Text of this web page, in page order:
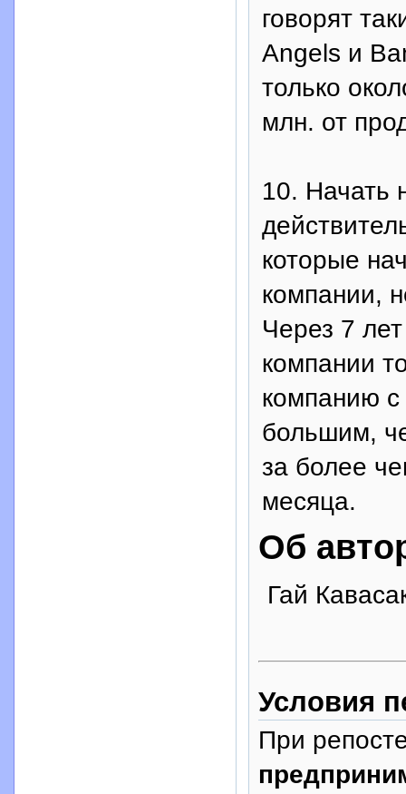
говорят
Angels и
только
млн. от
10. Начать
которые
компании,
Через 7
компании
компанию
большим,
за более
месяца.
Об
Гай
Условия
При